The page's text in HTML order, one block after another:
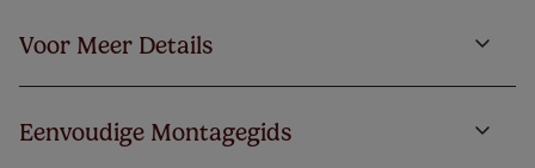
Voor Meer Details
Eenvoudige Montagegids